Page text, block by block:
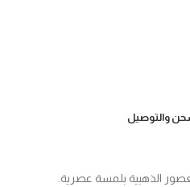
والتوصيل
الذهبية بلمسة عصرية.